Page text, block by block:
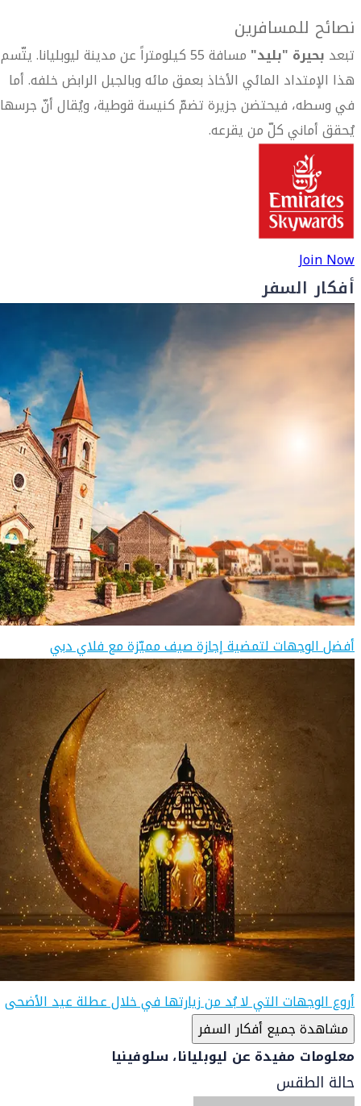
نصائح للمسافرين
تبعد بحيرة "بليد"
مسافة 55 كيلومتراً عن مدينة ليوبليانا. يتّسم
هذا الإمتداد المائي الأخاذ بعمق مائه وبالجبل الرابض خلفه. أما
في وسطه، فيحتضن جزيرة تضمّ كنيسة قوطية، ويُقال أنّ جرسها
يُحقق أماني كلّ من يقرعه.
Join Now
أفكار السفر
أفضل الوجهات لتمضية إجازة صيف مميّزة مع فلاي دبي
أروع الوجهات التي لا بُد من زيارتها في خلال عطلة عيد الأضحى
مشاهدة جميع أفكار السفر
معلومات مفيدة عن ليوبليانا، سلوفينيا
حالة الطقس